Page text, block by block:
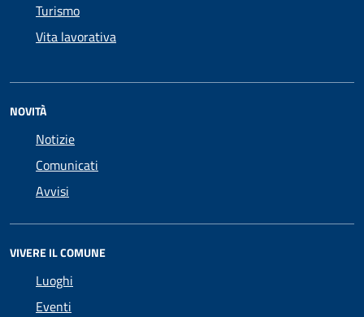
Turismo
Vita lavorativa
NOVITÀ
Notizie
Comunicati
Avvisi
VIVERE IL COMUNE
Luoghi
Eventi